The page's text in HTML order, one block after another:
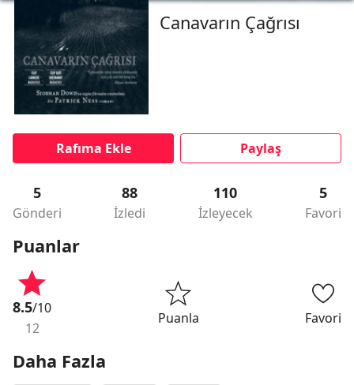
Canavarın Çağrısı
Rafıma Ekle Paylaş
5
Gönderi
88
İzledi
110
İzleyecek
5
Favori
Puanlar
8.5/10
12
Puanla Favori
Daha Fazla